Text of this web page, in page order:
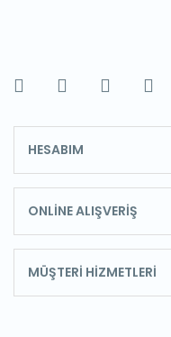
HESABIM
ONLİNE ALIŞVERİŞ
MÜŞTERİ HİZMETLERİ